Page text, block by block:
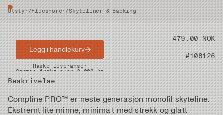
Utstyr/Fluesnører/Skyteliner & Backing
Pris 479.00 NOK
Artikkelnummer #108126
Beskrivelse
Compline PRO™ er neste generasjon monofil skyteline.
Ekstremt lite minne, minimalt med strekk og glatt
Legg i handlekurv
Raske leveranser
Gratis frakt over 2.000 kr